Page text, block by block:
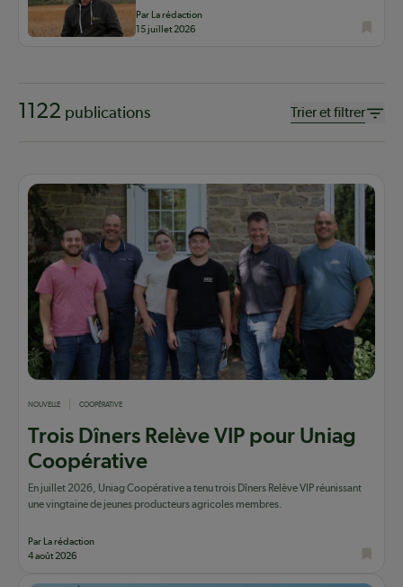
Par La rédaction
15 juillet 2026
1122 publications Trier et filtrer
NOUVELLE COOPÉRATIVE
Trois Dîners Relève VIP pour Uniag
Coopérative
En juillet 2026, Uniag Coopérative a tenu trois Dîners Relève VIP réunissant
une vingtaine de jeunes producteurs agricoles membres.
Par La rédaction
4 août 2026